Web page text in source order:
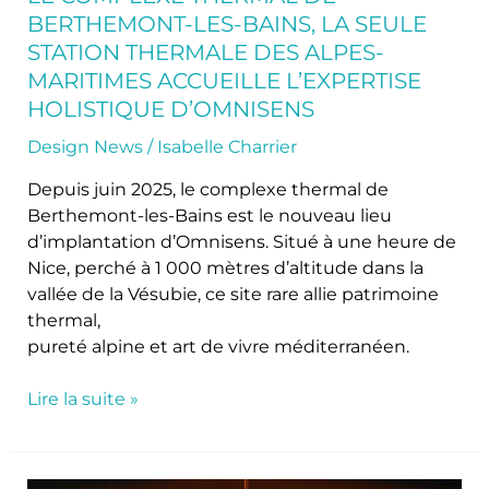
BERTHEMONT-LES-BAINS, LA SEULE
STATION THERMALE DES ALPES-
MARITIMES ACCUEILLE L’EXPERTISE
HOLISTIQUE D’OMNISENS
Design News/ Isabelle Charrier
Depuis juin 2025, le complexe thermal de
Berthemont-les-Bains est le nouveau lieu
d’implantation d’Omnisens. Situé à une heure de
Nice, perché à 1 000 mètres d’altitude dans la
vallée de la Vésubie, ce site rare allie patrimoine
thermal,
pureté alpine et art de vivre méditerranéen.
Maritimes
accueille
l’expertise
holistique
d’Omnisens
Lire la suite »